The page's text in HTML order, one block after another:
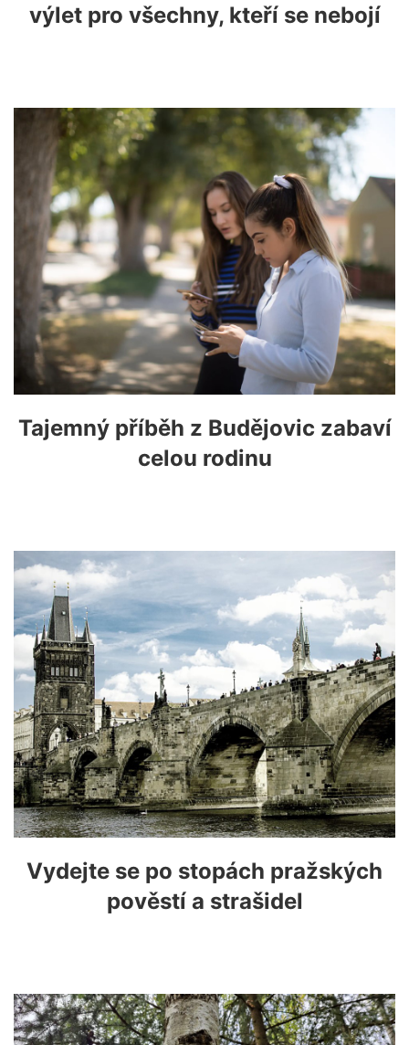
výlet pro všechny, kteří se nebojí
Tajemný příběh z Budějovic zabaví
celou rodinu
Vydejte se po stopách pražských
pověstí a strašidel